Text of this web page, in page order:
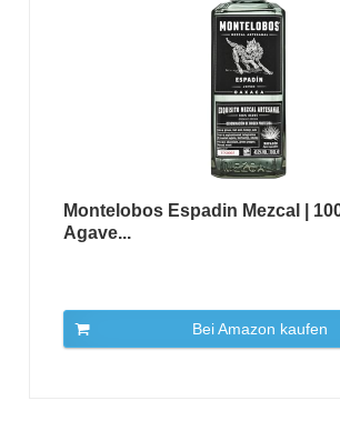
Montelobos Espadin Mezcal |
Agave...
Bei Amazon kaufen